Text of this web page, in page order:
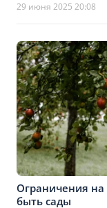
29 июня 2025 20:08
Ограничения на
быть сады